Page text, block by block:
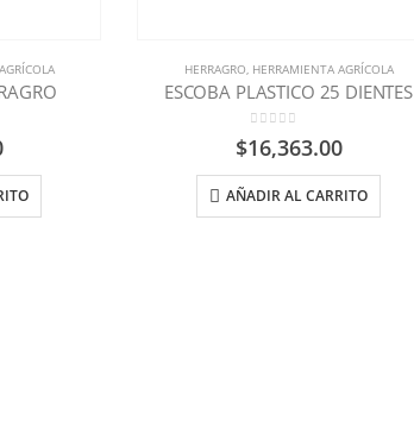
HERRAGRO HERRAMIENTA AGRÍCOLA
ESCOBA PLASTICO 25 DIENTES
$16,363.00
AÑADIR AL CARRITO